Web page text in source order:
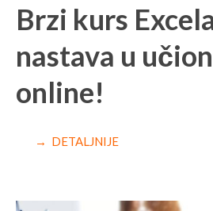
Brzi kurs
nastava u
online!
→ DETALJNIJE